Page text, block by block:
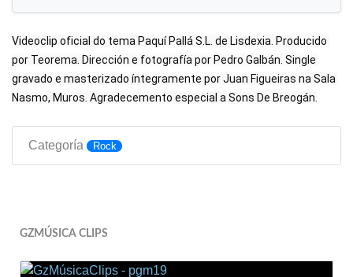
Videoclip oficial do tema Paquí Pallá S.L. de Lisdexia. Producido
por Teorema. Dirección e fotografía por Pedro Galbán. Single
gravado e masterizado íntegramente por Juan Figueiras na Sala
Nasmo, Muros. Agradecemento especial a Sons De Breogán.
Categoría Rock
GZMÚSICA CLIPS